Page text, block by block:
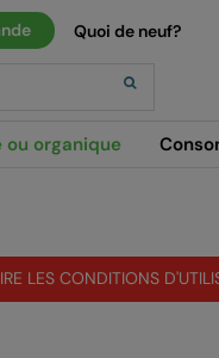
ou organique
Quoi de neuf?
LES CONDITIONS